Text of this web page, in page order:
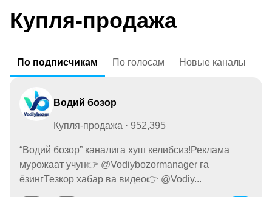
Купля-продажа
По подписчикам По голосам Новые каналы
Водий бозор
Купля-продажа · 952,395
“Водий бозор” каналига хуш келибсиз!Реклама
мурожаат учун👉 @Vodiybozormanager га
ёзингТезкор хабар ва видео👉 @Vodiy...